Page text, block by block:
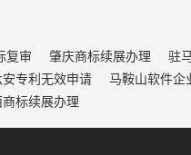
复审 肇庆商标续展办理 驻
安专利无效申请 马鞍山软件企
标续展办理